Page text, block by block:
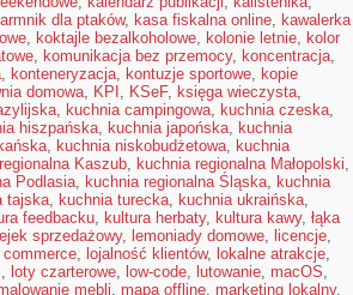
dla ptaków, kasa fiskalna online, kawalerka
, koktajle bezalkoholowe, kolonie letnie, kolor
, komunikacja bez przemocy, koncentracja,
, konteneryzacja, kontuzje sportowe, kopie
domowa, KPI , KSeF, księga wieczysta,
, kuchnia campingowa, kuchnia czeska,
hiszpańska, kuchnia japońska, kuchnia
, kuchnia niskobudżetowa, kuchnia
Kaszub, kuchnia regionalna Małopolski,
Podlasia, kuchnia regionalna Śląska, kuchnia
tajska, kuchnia turecka, kuchnia ukraińska,
feedbacku, kultura herbaty, kultura kawy, łąka
lejek sprzedażowy, lemoniady domowe, licencje,
commerce, lojalność klientów, lokalne atrakcje,
, loty czarterowe, low-code, lutowanie, macOS,
mebli, mapa offline, marketing lokalny,